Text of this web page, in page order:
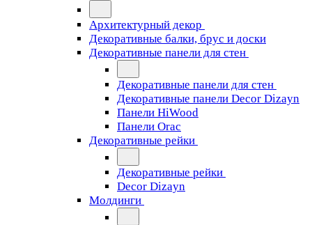
Архитектурный декор
Декоративные балки, брус и доски
Декоративные панели для стен
Декоративные панели для стен
Декоративные панели Decor Dizayn
Панели HiWood
Панели Orac
Декоративные рейки
Декоративные рейки
Decor Dizayn
Молдинги